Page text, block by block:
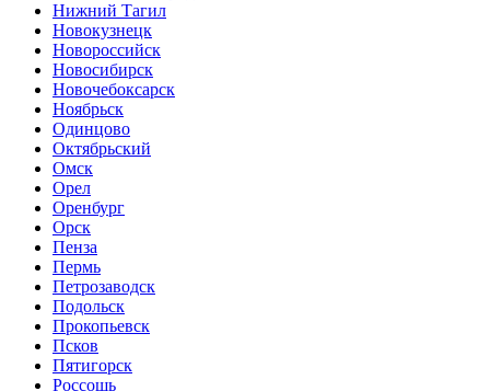
Нижний Тагил
Новокузнецк
Новороссийск
Новосибирск
Новочебоксарск
Ноябрьск
Одинцово
Октябрьский
Омск
Орел
Оренбург
Орск
Пенза
Пермь
Петрозаводск
Подольск
Прокопьевск
Псков
Пятигорск
Россошь